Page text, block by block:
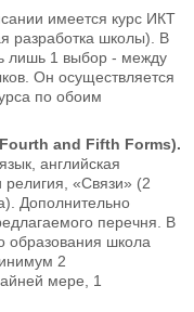
имеется курс ИКТ
разработка школы). В
лишь 1 выбор - между
Он осуществляется
по обоим
and Fifth Forms).
английская
«Связи» (2
Дополнительно
перечня. В
образования школа
2
мере, 1